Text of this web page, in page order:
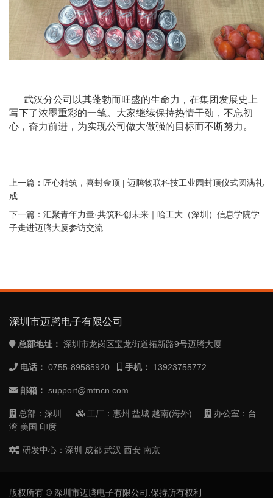
武汉分公司以其蓬勃而旺盛的生命力，在集团发展史上
写下了浓墨重彩的一笔。大家继续保持热情干劲，不忘初
心，奋力前进，为实现公司做大做强的目标而不断努力。
上一篇： 匠心精筑，喜封金顶 | 迈腾物联科技工业园封顶仪式圆满礼
成
下一篇： 汇聚青年力量·共筑科创未来｜哈工大（深圳）信息学院学
子走进迈腾大厦参访交流
深圳市迈腾电子有限公司
总部地址： 深圳市龙岗区宝龙街道拓新路9号迈腾大厦
电话： 0755-89585920 手机： 13923755772
邮箱： support@mtncn.com
总部：深圳 工厂：惠州 盐城 越南(海外)
办公室：台
湾 美国 印度
研发中心：深圳 成都 武汉 西安 南京
版权所有 © 深圳市迈腾电子有限公司.保持所有权利